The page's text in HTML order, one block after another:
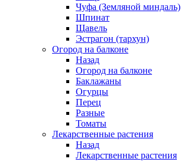
Чуфа (Земляной миндаль)
Шпинат
Щавель
Эстрагон (тархун)
Огород на балконе
Назад
Огород на балконе
Баклажаны
Огурцы
Перец
Разные
Томаты
Лекарственные растения
Назад
Лекарственные растения